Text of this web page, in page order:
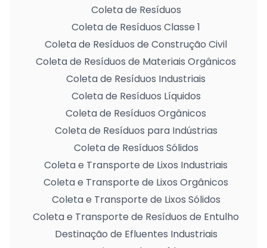
Coleta de Resíduos
Coleta de Resíduos Classe 1
Coleta de Resíduos de Construção Civil
Coleta de Resíduos de Materiais Orgânicos
Coleta de Resíduos Industriais
Coleta de Resíduos Líquidos
Coleta de Resíduos Orgânicos
Coleta de Resíduos para Indústrias
Coleta de Resíduos Sólidos
Coleta e Transporte de Lixos Industriais
Coleta e Transporte de Lixos Orgânicos
Coleta e Transporte de Lixos Sólidos
Coleta e Transporte de Resíduos de Entulho
Destinação de Efluentes Industriais